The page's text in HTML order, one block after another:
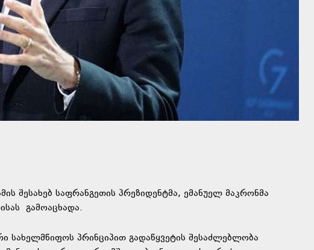
შესახებ საფრანგეთის პრეზიდენტმა, ემანუელ მაკრონმა
გამოაცხადა.
პრინციპით გადაწყვეტის შესაძლებლობა